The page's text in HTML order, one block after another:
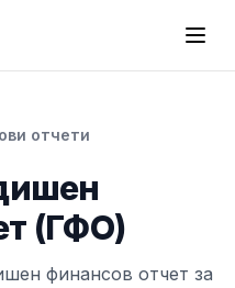
отчети
(ГФО)
финансов отчет за